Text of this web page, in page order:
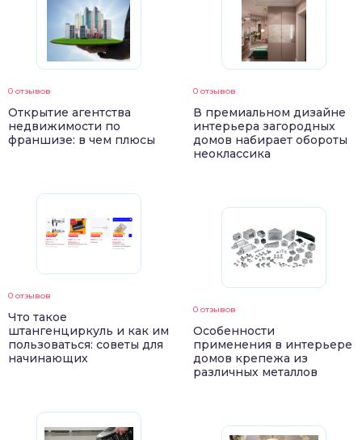
0 отзывов
Открытие агентства
недвижимости по
франшизе: в чем плюсы
0 отзывов
Что такое
штангенциркуль и как им
пользоваться: советы для
начинающих
0 отзывов
В премиальном дизайне
интерьера загородных
домов набирает обороты
неоклассика
0 отзывов
Особенности
применения в интерьере
домов крепежа из
различных металлов